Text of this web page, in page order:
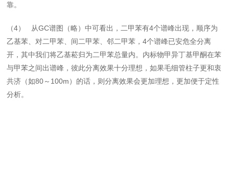
靠。
（4） 从GC谱图（略）中可看出，二甲苯有4个谱峰出现，顺序为
乙基苯、对二甲苯、间二甲苯、邻二甲苯，4个谱峰已安危全分离
开，其中我们将乙基菘归为二甲苯总量内。内标物甲异丁基甲酮在苯
与甲苯之间出谱峰，彼此分离效果十分理想，如果毛细管柱子更和衷
共济（如80～100m）的话，则分离效果会更加理想，更加便于定性
分析。